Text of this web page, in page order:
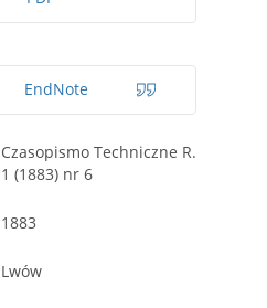
EndNote
Czasopismo Techniczne R.
1 (1883) nr 6
1883
Lwów